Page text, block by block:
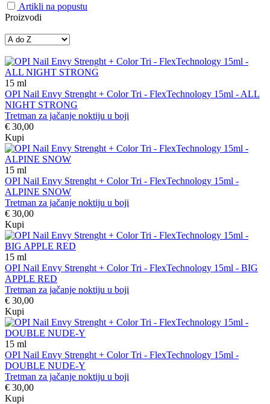
Artikli na popustu
Proizvodi
15 ml
OPI Nail Envy Strenght + Color Tri - FlexTechnology 15ml - ALL
NIGHT STRONG
Tretman za jačanje noktiju u boji
€ 30,00
Kupi
15 ml
OPI Nail Envy Strenght + Color Tri - FlexTechnology 15ml -
ALPINE SNOW
Tretman za jačanje noktiju u boji
€ 30,00
Kupi
15 ml
OPI Nail Envy Strenght + Color Tri - FlexTechnology 15ml - BIG
APPLE RED
Tretman za jačanje noktiju u boji
€ 30,00
Kupi
15 ml
OPI Nail Envy Strenght + Color Tri - FlexTechnology 15ml -
DOUBLE NUDE-Y
Tretman za jačanje noktiju u boji
€ 30,00
Kupi